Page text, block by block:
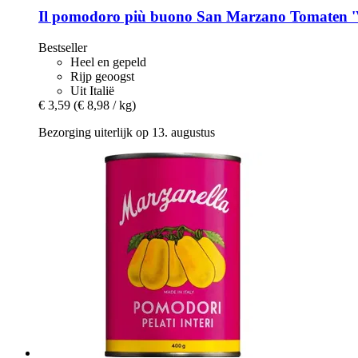
Il pomodoro più buono San Marzano Tomaten
Bestseller
Heel en gepeld
Rijp geoogst
Uit Italië
€ 3,59 (€ 8,98 / kg)
Bezorging uiterlijk op 13. augustus